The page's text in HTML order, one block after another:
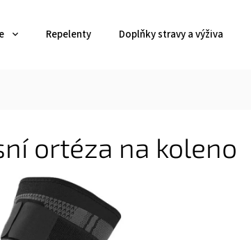
Repelenty Doplňky stravy a výživa
ortéza na koleno